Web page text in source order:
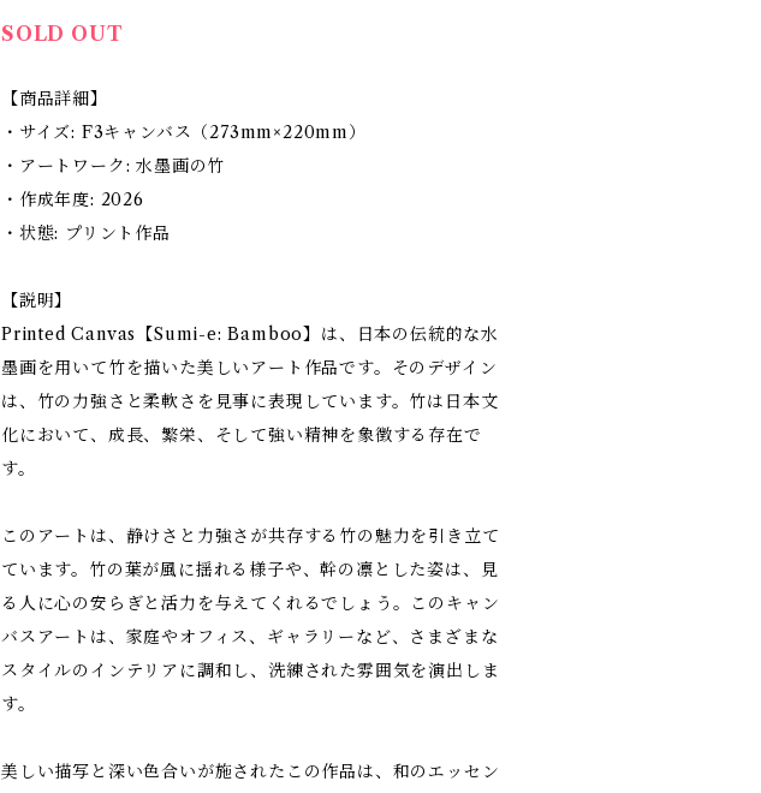
SOLD OUT
【商品詳細】
・サイズ: F3キャンバス（273mm×220mm）
・アートワーク: 水墨画の竹
・作成年度: 2026
・状態: プリント作品
【説明】
Printed Canvas【Sumi-e: Bamboo】は、日本の伝統的な水
墨画を用いて竹を描いた美しいアート作品です。そのデザイン
は、竹の力強さと柔軟さを見事に表現しています。竹は日本文
化において、成長、繁栄、そして強い精神を象徴する存在で
す。
このアートは、静けさと力強さが共存する竹の魅力を引き立て
ています。竹の葉が風に揺れる様子や、幹の凛とした姿は、見
る人に心の安らぎと活力を与えてくれるでしょう。このキャン
バスアートは、家庭やオフィス、ギャラリーなど、さまざまな
スタイルのインテリアに調和し、洗練された雰囲気を演出しま
す。
美しい描写と深い色合いが施されたこの作品は、和のエッセン